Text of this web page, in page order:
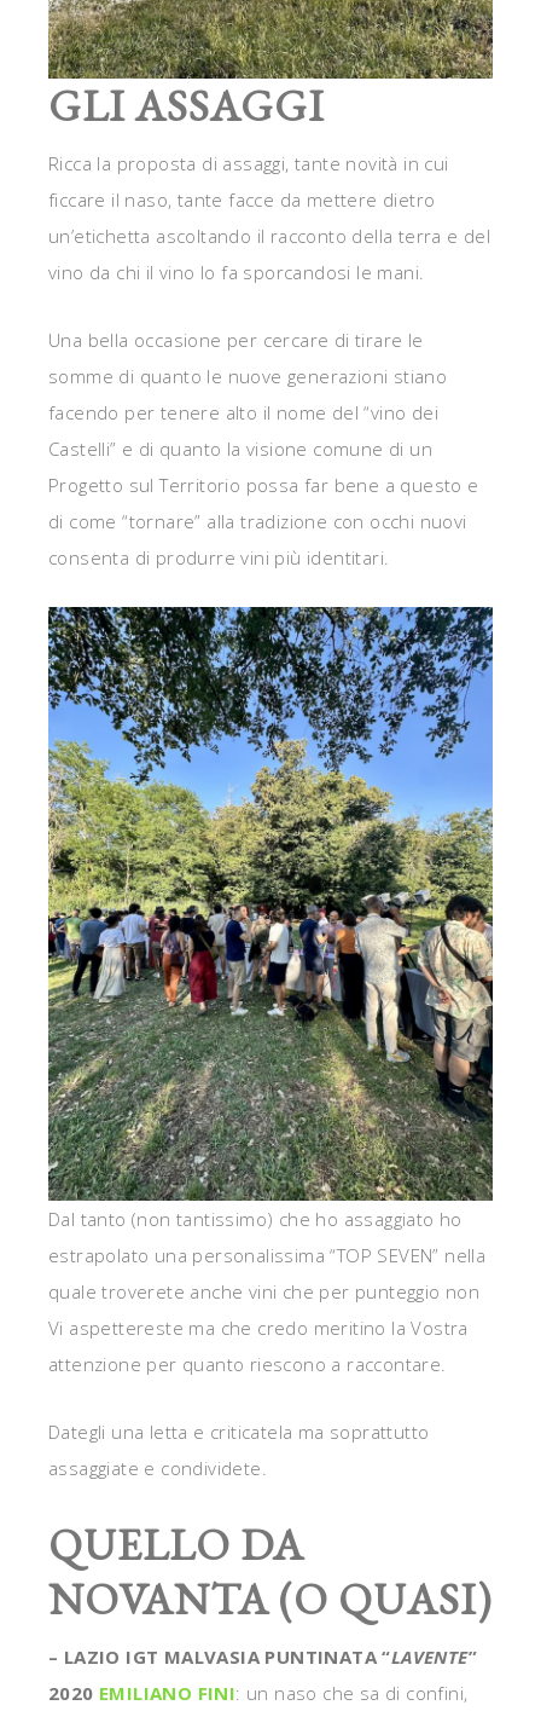
GLI ASSAGGI
Ricca la proposta di assaggi, tante novità in cui
ficcare il naso, tante facce da mettere dietro
un’etichetta ascoltando il racconto della terra e del
vino da chi il vino lo fa sporcandosi le mani.
Una bella occasione per cercare di tirare le
somme di quanto le nuove generazioni stiano
facendo per tenere alto il nome del “vino dei
Castelli” e di quanto la visione comune di un
Progetto sul Territorio possa far bene a questo e
di come “tornare” alla tradizione con occhi nuovi
consenta di produrre vini più identitari.
Dal tanto (non tantissimo) che ho assaggiato ho
estrapolato una personalissima “TOP SEVEN” nella
quale troverete anche vini che per punteggio non
Vi aspettereste ma che credo meritino la Vostra
attenzione per quanto riescono a raccontare.
Dategli una letta e criticatela ma soprattutto
assaggiate e condividete.
QUELLO DA
NOVANTA (O QUASI)
– LAZIO IGT MALVASIA PUNTINATA “LAVENTE”
2020 EMILIANO FINI: un naso che sa di confini,